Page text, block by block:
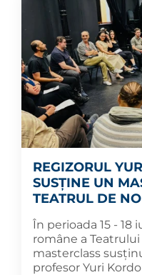
REGIZORUL
SUSȚINE UN
TEATRUL DE
În perioada 15 - 18
române a
masterclass
profesor Yuri